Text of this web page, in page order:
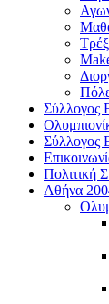
Σύλλογος
Σύλλογος
Πολιτική
Αθήνα